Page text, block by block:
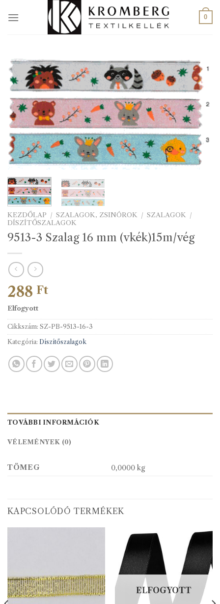
0
KEZDŐLAP / SZALAGOK, ZSINÓROK / SZALAGOK /
DÍSZÍTŐSZALAGOK
9513-3 Szalag 16 mm (vkék)15m/vég
288 Ft
Elfogyott
Cikkszám: SZ-PB-9513-16-3
Kategória: Díszítőszalagok
TOVÁBBI INFORMÁCIÓK
VÉLEMÉNYEK (0)
TÖMEG 0,0000 kg
KAPCSOLÓDÓ TERMÉKEK
ELFOGYOTT